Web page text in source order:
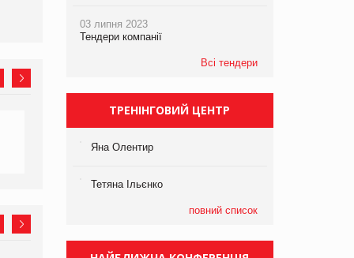
платформі
03 липня 2023
Тендери компанії
Всі тендери
ТРЕНІНГОВИЙ ЦЕНТР
Яна Олентир
Тетяна Ільєнко
повний список